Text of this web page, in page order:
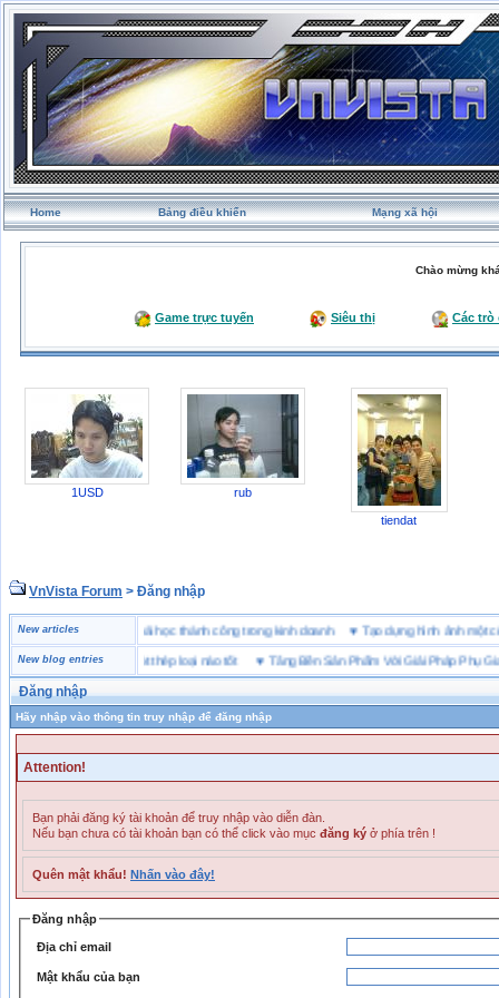
Home Bảng điều khiển Mạng xã hội
Chào mừng
Game trực tuyến Siêu thị Các trò
1USD rub
tiendat
VnVista Forum > Đăng nhập
New articles
biệt” của Microsoft ♥4 bài học thành công trong kinh doanh ♥Tạo dựng hình ảnh
New blog entries
hộ lót Kevlar và lót thép loại nào tốt♥ Tăng Bền Sản Phẩm Với Giải Pháp Phụ Gia
Đăng nhập
Hãy nhập vào thông tin truy nhập để đăng nhập
Attention!
Bạn phải đăng ký tài khoản để truy nhập vào diễn đàn.
Nếu bạn chưa có tài khoản bạn có thể click vào mục đăng ký ở phía trên !
Quên mật khẩu! Nhấn vào đây!
Đăng nhập
Địa chỉ email
Mật khẩu của bạn